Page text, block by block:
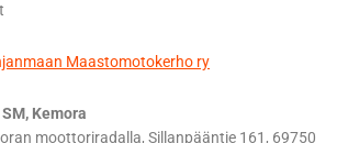
Maastomotokerho ry
Kemora
moottoriradalla, Sillanpääntie 161, 69750